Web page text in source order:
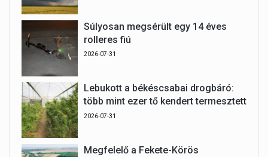
Súlyosan megsérült egy 14 éves
rolleres fiú
2026-07-31
Lebukott a békéscsabai drogbáró:
több mint ezer tő kendert termesztett
2026-07-31
Megfelelő a Fekete-Körös